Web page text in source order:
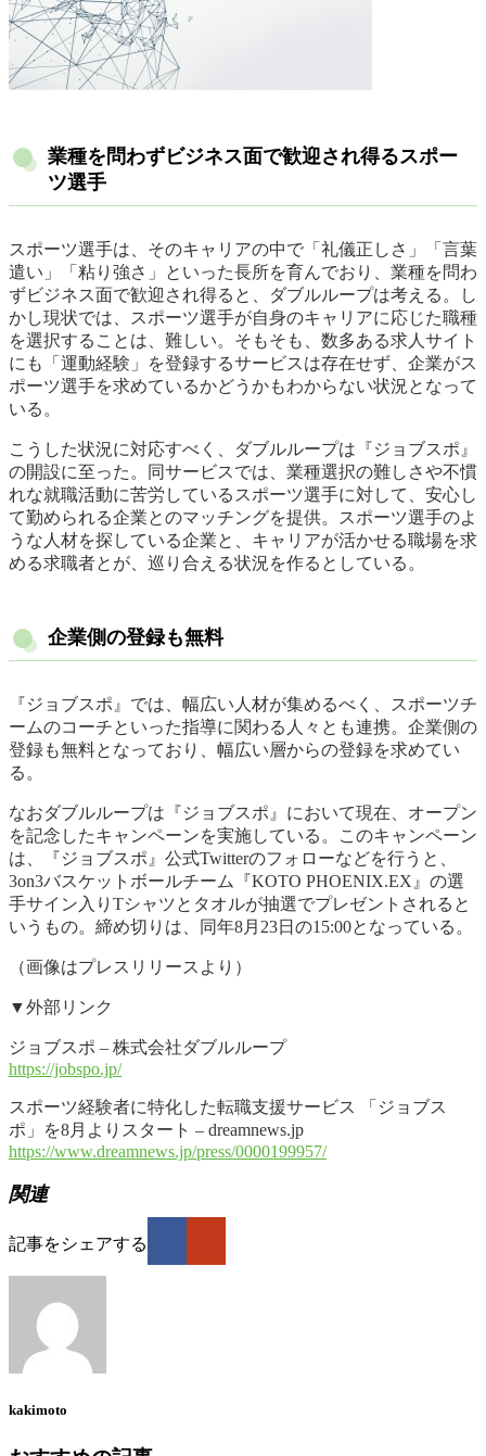
業種を問わずビジネス面で歓迎され得るスポー
ツ選手
スポーツ選手は、そのキャリアの中で「礼儀正しさ」「言葉
遣い」「粘り強さ」といった長所を育んでおり、業種を問わ
ずビジネス面で歓迎され得ると、ダブルループは考える。し
かし現状では、スポーツ選手が自身のキャリアに応じた職種
を選択することは、難しい。そもそも、数多ある求人サイト
にも「運動経験」を登録するサービスは存在せず、企業がス
ポーツ選手を求めているかどうかもわからない状況となって
いる。
こうした状況に対応すべく、ダブルループは『ジョブスポ』
の開設に至った。同サービスでは、業種選択の難しさや不慣
れな就職活動に苦労しているスポーツ選手に対して、安心し
て勤められる企業とのマッチングを提供。スポーツ選手のよ
うな人材を探している企業と、キャリアが活かせる職場を求
める求職者とが、巡り合える状況を作るとしている。
企業側の登録も無料
『ジョブスポ』では、幅広い人材が集めるべく、スポーツチ
ームのコーチといった指導に関わる人々とも連携。企業側の
登録も無料となっており、幅広い層からの登録を求めてい
る。
なおダブルループは『ジョブスポ』において現在、オープン
を記念したキャンペーンを実施している。このキャンペーン
は、『ジョブスポ』公式Twitterのフォローなどを行うと、
3on3バスケットボールチーム『KOTO PHOENIX.EX』の選
手サイン入りTシャツとタオルが抽選でプレゼントされると
いうもの。締め切りは、同年8月23日の15:00となっている。
（画像はプレスリリースより）
▼外部リンク
ジョブスポ – 株式会社ダブルループ
https://jobspo.jp/
スポーツ経験者に特化した転職支援サービス 「ジョブス
ポ」を8月よりスタート – dreamnews.jp
https://www.dreamnews.jp/press/0000199957/
関連
記事をシェアする
kakimoto